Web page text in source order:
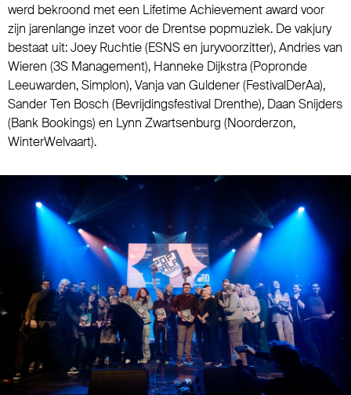
werd bekroond met een Lifetime Achievement award voor
zijn jarenlange inzet voor de Drentse popmuziek. De vakjury
bestaat uit: Joey Ruchtie (ESNS en juryvoorzitter), Andries van
Wieren (3S Management), Hanneke Dijkstra (Popronde
Leeuwarden, Simplon), Vanja van Guldener (FestivalDerAa),
Sander Ten Bosch (Bevrijdingsfestival Drenthe), Daan Snijders
(Bank Bookings) en Lynn Zwartsenburg (Noorderzon,
WinterWelvaart).